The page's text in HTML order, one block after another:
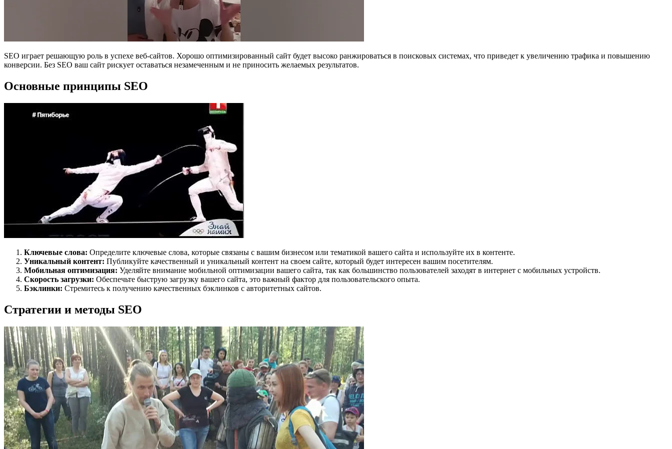
SEO играет решающую роль в успехе веб-сайтов. Хорошо оптимизированный сайт будет высоко ранжироваться в поисковых системах, что приведет к увеличению трафика и повышению
конверсии. Без SEO ваш сайт рискует оставаться незамеченным и не приносить желаемых результатов.
Основные принципы SEO
Ключевые слова: Определите ключевые слова, которые связаны с вашим бизнесом или тематикой вашего сайта и используйте их в контенте.
Уникальный контент: Публикуйте качественный и уникальный контент на своем сайте, который будет интересен вашим посетителям.
Мобильная оптимизация: Уделяйте внимание мобильной оптимизации вашего сайта, так как большинство пользователей заходят в интернет с мобильных устройств.
Скорость загрузки: Обеспечьте быструю загрузку вашего сайта, это важный фактор для пользовательского опыта.
Бэклинки: Стремитесь к получению качественных бэклинков с авторитетных сайтов.
Стратегии и методы SEO